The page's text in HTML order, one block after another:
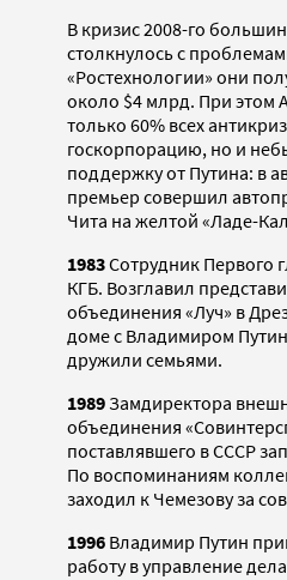
В кризис 2008-го
столкнулось с
«Ростехнологии» они
около $4 млрд. При этом
только 60% всех
госкорпорацию, но и
поддержку от Путина: в
премьер совершил
Чита на желтой «Ладе-
1983Сотрудник Первого
КГБ. Возглавил
объединения «Луч» в
доме с Владимиром
дружили семьями.
1989Замдиректора
объединения
поставлявшего в СССР
По воспоминаниям
заходил к Чемезову за
1996 Владимир Путин
работу в управление